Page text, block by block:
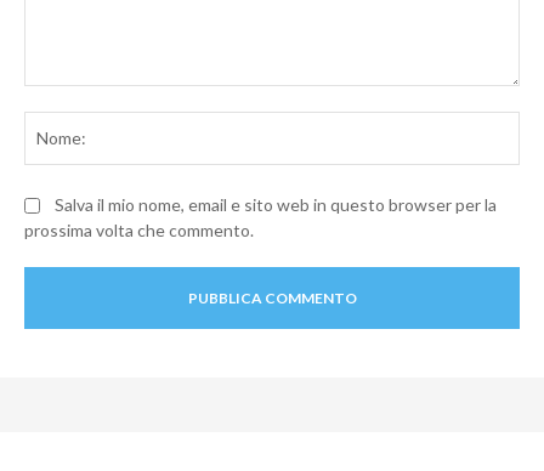
Salva il mio nome, email e sito web in questo browser per la
prossima volta che commento.